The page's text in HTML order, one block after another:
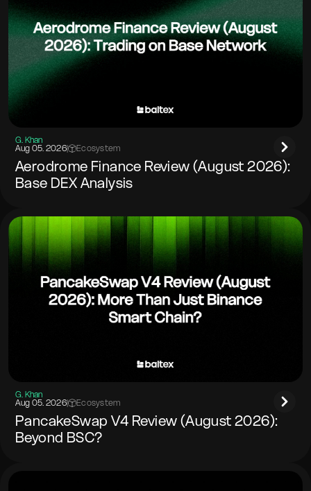
G. Khan
Aug 05. 2026| Ecosystem
Aerodrome Finance Review (August 2026):
Base DEX Analysis
G. Khan
Aug 05. 2026| Ecosystem
PancakeSwap V4 Review (August 2026):
Beyond BSC?